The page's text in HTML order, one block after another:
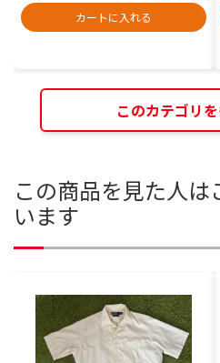
カートに入れる
このカテゴリ
この商品を見た人
います